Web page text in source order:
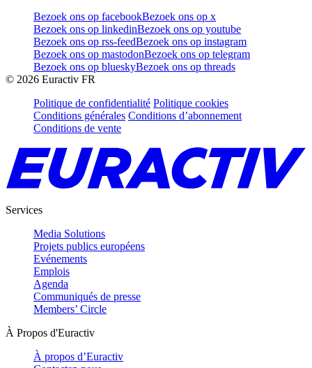
Bezoek ons op facebookBezoek ons op x
Bezoek ons op linkedinBezoek ons op youtube
Bezoek ons op rss-feedBezoek ons op instagram
Bezoek ons op mastodonBezoek ons op telegram
Bezoek ons op blueskyBezoek ons op threads
© 2026 Euractiv FR
Politique de confidentialité Politique cookies
Conditions générales Conditions d’abonnement
Conditions de vente
Services
Media Solutions
Projets publics européens
Evénements
Emplois
Agenda
Communiqués de presse
Members’ Circle
À Propos d'Euractiv
À propos d’Euractiv